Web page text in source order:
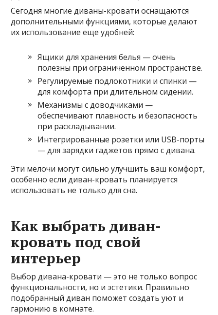
Сегодня многие диваны-кровати оснащаются
дополнительными функциями, которые делают
их использование еще удобней:
Ящики для хранения белья — очень
полезны при ограниченном пространстве.
Регулируемые подлокотники и спинки —
для комфорта при длительном сидении.
Механизмы с доводчиками —
обеспечивают плавность и безопасность
при раскладывании.
Интегрированные розетки или USB-порты
— для зарядки гаджетов прямо с дивана.
Эти мелочи могут сильно улучшить ваш комфорт,
особенно если диван-кровать планируется
использовать не только для сна.
Как выбрать диван-
кровать под свой
интерьер
Выбор дивана-кровати — это не только вопрос
функциональности, но и эстетики. Правильно
подобранный диван поможет создать уют и
гармонию в комнате.